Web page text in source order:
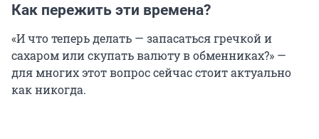
Как пережить эти времена?
«И что теперь делать — запасаться гречкой и
сахаром или скупать валюту в обменниках?» —
для многих этот вопрос сейчас стоит актуально
как никогда.